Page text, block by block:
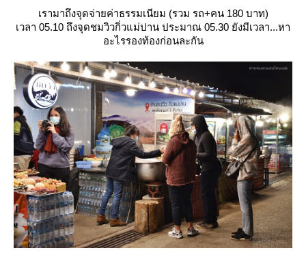
เรามาถึงจุดจ่ายค่าธรรมเนียม (รวม รถ+คน 180 บาท)
เวลา 05.10 ถึงจุดชมวิวกิ่วแม่ปาน ประมาณ 05.30 ยังมีเวลา...หา
อะไรรองท้องก่อนละกัน